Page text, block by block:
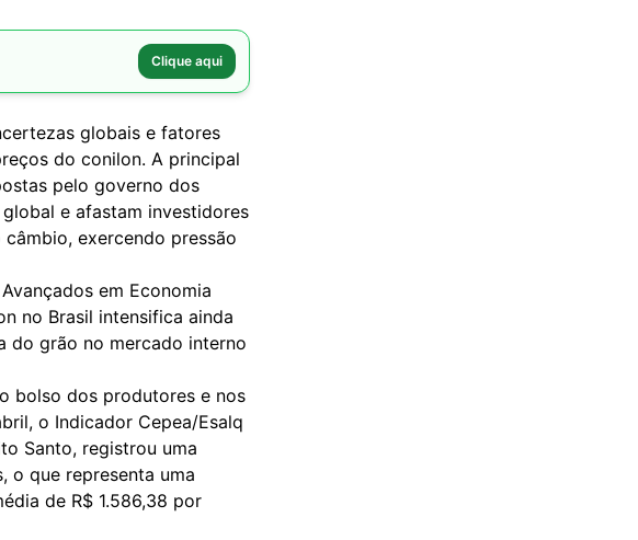
Clique aqui
globais e fatores
do conilon. A principal
pelo governo dos
e afastam investidores
exercendo pressão
em Economia
no Brasil intensifica ainda
do grão no mercado interno
bolso dos produtores e nos
o Indicador Cepea/Esalq
Santo, registrou uma
o que representa uma
de R$ 1.586,38 por